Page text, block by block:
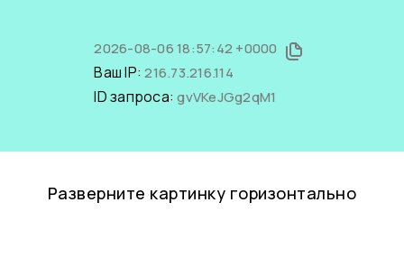
2026-08-06 18:57:42 +0000
Ваш IP:216.73.216.114
ID запроса:gvVKeJGg2qM1
Разверните картинку горизонтально